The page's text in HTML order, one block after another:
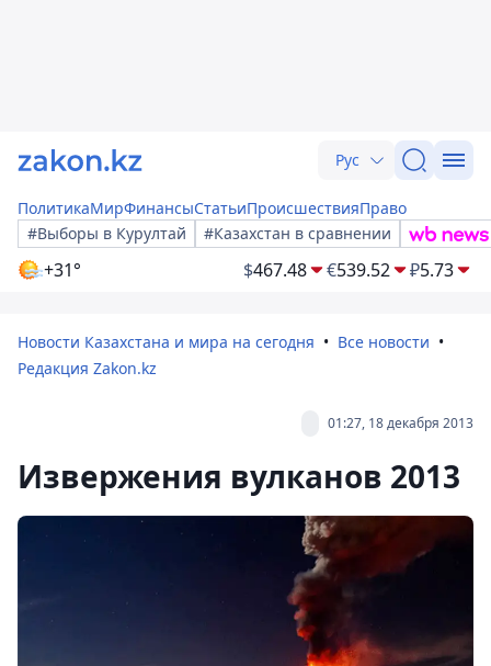
Рус
ПолитикаМирФинансыСтатьиПроисшествияПраво
#Выборы в Курултай
#Казахстан в сравнении
+31° $467.48 €539.52 ₽5.73
Новости Казахстана и мира на сегодня
Все новости
Редакция Zakon.kz
01:27, 18 декабря 2013
Извержения вулканов 2013